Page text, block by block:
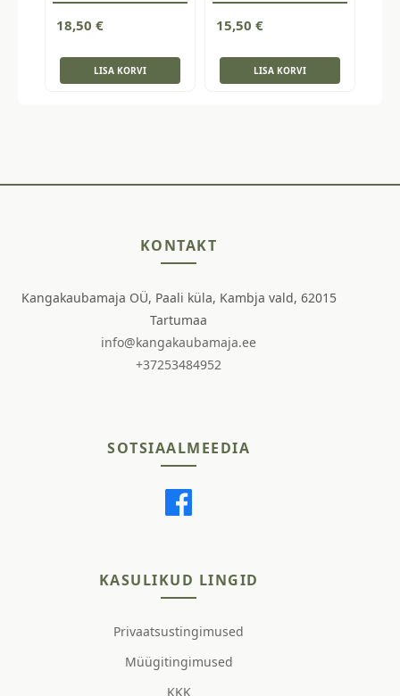
18,50 €
LISA KORVI
15,50 €
LISA KORVI
KONTAKT
Kangakaubamaja OÜ, Paali küla, Kambja vald, 62015
Tartumaa
info@kangakaubamaja.ee
+37253484952
SOTSIAALMEEDIA
KASULIKUD LINGID
Privaatsustingimused
Müügitingimused
KKK